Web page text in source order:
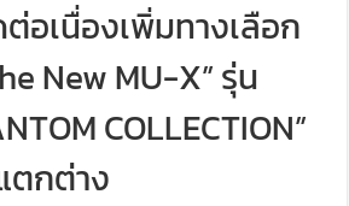
อเนื่องเพิ่มทางเลือก
New MU-X” รุ่น
COLLECTION”
กต่าง